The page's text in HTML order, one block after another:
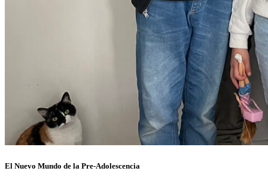
El Nuevo Mundo de la Pre-Adolescencia